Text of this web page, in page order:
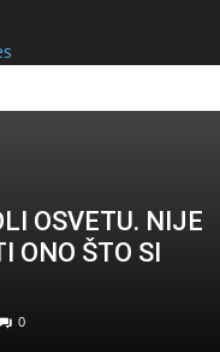
OSVETU. NIJE
ONO ŠTO SI
0